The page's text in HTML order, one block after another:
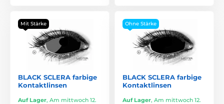
Mit Stärke
BLACK SCLERA farbige
Kontaktlinsen
Auf Lager, Am mittwoch 12.
Ohne Stärke
BLACK SCLERA farbige
Kontaktlinsen
Auf Lager, Am mittwoch 12.